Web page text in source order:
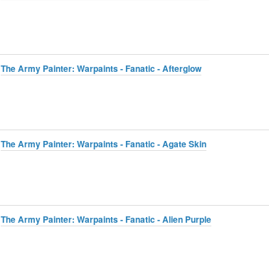
The Army Painter: Warpaints - Fanatic - Afterglow
The Army Painter: Warpaints - Fanatic - Agate Skin
The Army Painter: Warpaints - Fanatic - Alien Purple